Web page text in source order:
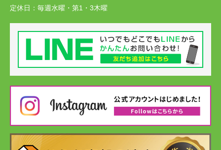
定休日： 毎週水曜・第1・3木曜